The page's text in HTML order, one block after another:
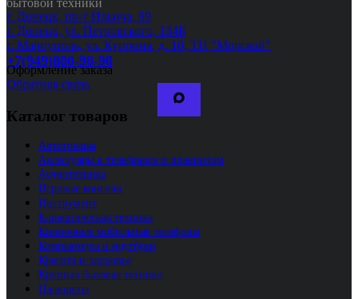
бытовой техники
г. Донецк, пр-т Ильича, 89
г. Донецк, ул. Петровского, 134Б
г. Мариуполь, ул. Куприна, д. 10, ТЦ "Морской"
+7(949)800-90-90
Оформление заказа
Обратная связь
Каталог товаров
Автотовары
Аксессуары к телефонам и планшетам
Аудиотехника
Игровые консоли
Инструмент
Климатическая техника
Кнопочные мобильные телефоны
Компьютеры и ноутбуки
Красота и здоровье
Крупная бытовая техника
Планшеты